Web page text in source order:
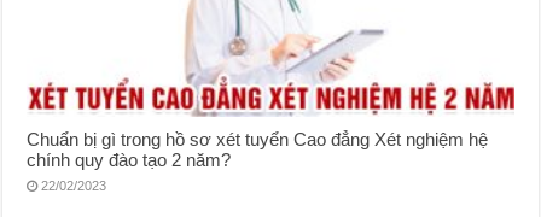
Chuẩn bị gì trong hồ sơ xét tuyển Cao đẳng Xét nghiệm hệ
chính quy đào tạo 2 năm?
22/02/2023